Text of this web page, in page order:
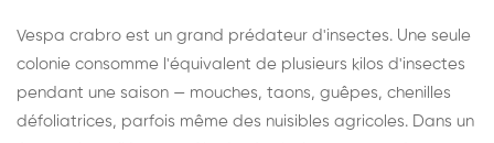
Vespa crabro est un grand prédateur d'insectes. Une seule
colonie consomme l'équivalent de plusieurs kilos d'insectes
pendant une saison — mouches, taons, guêpes, chenilles
défoliatrices, parfois même des nuisibles agricoles. Dans un